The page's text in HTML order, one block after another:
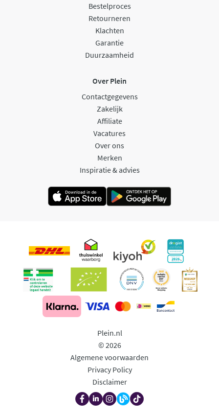
Bestelproces
Retourneren
Klachten
Garantie
Duurzaamheid
Over Plein
Contactgegevens
Zakelijk
Affiliate
Vacatures
Over ons
Merken
Inspiratie & advies
Plein.nl
© 2026
Algemene voorwaarden
Privacy Policy
Disclaimer